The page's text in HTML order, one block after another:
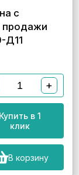
с
продажи
Д11
+
Купить в 1
клик
В корзину